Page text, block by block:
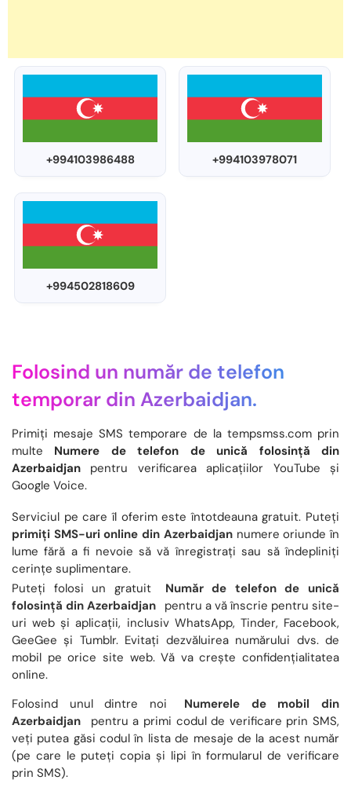
+994103986488 +994103978071
+994502818609
Folosind un număr de telefon
temporar din Azerbaidjan.
Primiți mesaje SMS temporare de la tempsmss.com prin
multe Numere de telefon de unică folosință din
Azerbaidjan pentru verificarea aplicațiilor YouTube și
Google Voice.
Serviciul pe care îl oferim este întotdeauna gratuit. Puteți
primiți SMS-uri online din Azerbaidjannumere oriunde în
lume fără a fi nevoie să vă înregistrați sau să îndepliniți
cerințe suplimentare.
Puteți folosi un gratuit
Număr de telefon de unică
folosință din Azerbaidjan pentru a vă înscrie pentru site-
uri web și aplicații, inclusiv WhatsApp, Tinder, Facebook,
GeeGee și Tumblr. Evitați dezvăluirea numărului dvs. de
mobil pe orice site web. Vă va crește confidențialitatea
online.
Folosind unul dintre noi
Numerele de mobil din
Azerbaidjan
pentru a primi codul de verificare prin SMS,
veți putea găsi codul în lista de mesaje de la acest număr
(pe care le puteți copia și lipi în formularul de verificare
prin SMS).